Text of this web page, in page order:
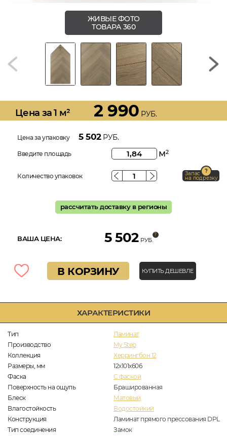
ХАРАКТЕРИСТИКИ
Тип
Ламинат
Производство
My Step
Коллекция
Херрингбон 12
Размеры, мм
12х101х606
Фаска
C фаской
Поверхность на ощупь
Брашированная
Блеск
Матовый
Влагостойкость
Водостойкий
Конструкция
Ламинат прямого прессования DPL
Тип соединения
Замок
ЖИВЫЕ ФОТО
ТОВАРА 360
Цена за 1 м² 2 990 РУБ.
Цена за упаковку 5 502РУБ.
Введите площадь м2
Количество упаковок Запас
на подрезку
рассчитать доставку в регионы
ВАША ЦЕНА: 5 502 РУБ.
В КОРЗИНУ КУПИТЬ ДЕШЕВЛЕ